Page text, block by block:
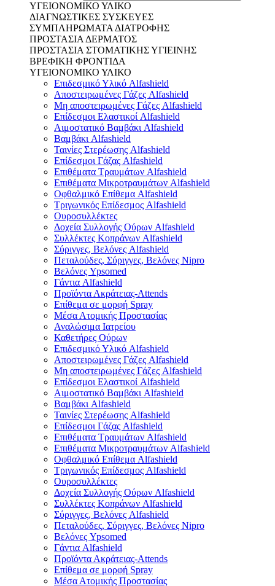
ΥΓΕΙΟΝΟΜΙΚΟ ΥΛΙΚΟ
ΔΙΑΓΝΩΣΤΙΚΕΣ ΣΥΣΚΕΥΕΣ
ΣΥΜΠΛΗΡΩΜΑΤΑ ΔΙΑΤΡΟΦΗΣ
ΠΡΟΣΤΑΣΙΑ ΔΕΡΜΑΤΟΣ
ΠΡΟΣΤΑΣΙΑ ΣΤΟΜΑΤΙΚΗΣ ΥΓΙΕΙΝΗΣ
ΒΡΕΦΙΚΗ ΦΡΟΝΤΙΔΑ
ΥΓΕΙΟΝΟΜΙΚΟ ΥΛΙΚΟ
Επιδεσμικό Υλικό Alfashield
Αποστειρωμένες Γάζες Alfashield
Μη αποστειρωμένες Γάζες Alfashield
Επίδεσμοι Ελαστικοί Alfashield
Αιμοστατικό Βαμβάκι Alfashield
Βαμβάκι Alfashield
Ταινίες Στερέωσης Alfashield
Επίδεσμοι Γάζας Alfashield
Επιθέματα Τραυμάτων Alfashield
Επιθέματα Μικροτραυμάτων Alfashield
Οφθαλμικό Eπίθεμα Alfashield
Τριγωνικός Επίδεσμος Alfashield
Ουροσυλλέκτες
Δοχεία Συλλογής Ούρων Alfashield
Συλλέκτες Κοπράνων Alfashield
Σύριγγες, Βελόνες Alfashield
Πεταλούδες, Σύριγγες, Βελόνες Nipro
Βελόνες Ypsomed
Γάντια Alfashield
Προϊόντα Ακράτειας-Attends
Επίθεμα σε μορφή Spray
Μέσα Ατομικής Προστασίας
Αναλώσιμα Ιατρείου
Καθετήρες Ούρων
Επιδεσμικό Υλικό Alfashield
Αποστειρωμένες Γάζες Alfashield
Μη αποστειρωμένες Γάζες Alfashield
Επίδεσμοι Ελαστικοί Alfashield
Αιμοστατικό Βαμβάκι Alfashield
Βαμβάκι Alfashield
Ταινίες Στερέωσης Alfashield
Επίδεσμοι Γάζας Alfashield
Επιθέματα Τραυμάτων Alfashield
Επιθέματα Μικροτραυμάτων Alfashield
Οφθαλμικό Eπίθεμα Alfashield
Τριγωνικός Επίδεσμος Alfashield
Ουροσυλλέκτες
Δοχεία Συλλογής Ούρων Alfashield
Συλλέκτες Κοπράνων Alfashield
Σύριγγες, Βελόνες Alfashield
Πεταλούδες, Σύριγγες, Βελόνες Nipro
Βελόνες Ypsomed
Γάντια Alfashield
Προϊόντα Ακράτειας-Attends
Επίθεμα σε μορφή Spray
Μέσα Ατομικής Προστασίας